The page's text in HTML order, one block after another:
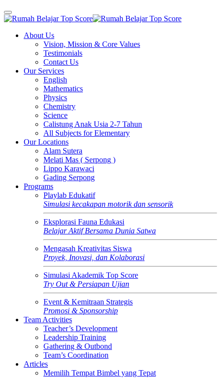
About Us
Vision, Mission & Core Values
Testimonials
Contact Us
Our Services
English
Mathematics
Physics
Chemistry
Science
Calistung Anak Usia 2-7 Tahun
All Subjects for Elementary
Our Locations
Alam Sutera
Melati Mas ( Serpong )
Lippo Karawaci
Gading Serpong
Programs
Playlab Edukatif
Simulasi kecakapan motorik dan sensorik
Eksplorasi Fauna Edukasi
Belajar Aktif Bersama Dunia Satwa
Mengasah Kreativitas Siswa
Proyek, Inovasi, dan Kolaborasi
Simulasi Akademik Top Score
Try Out & Persiapan Ujian
Event & Kemitraan Strategis
Promosi & Sponsorship
Team Activities
Teacher’s Development
Leadership Training
Gathering & Outbond
Team’s Coordination
Articles
Memilih Tempat Bimbel yang Tepat